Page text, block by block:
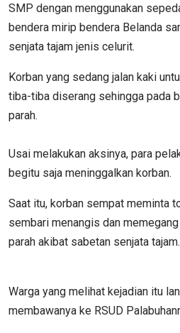
SMP dengan menggunakan
bendera mirip bendera Belanda
senjata tajam jenis celurit.
Korban yang sedang jalan kaki
tiba-tiba diserang sehingga pada
parah.
Usai melakukan aksinya, para
begitu saja meninggalkan korban.
Saat itu, korban sempat meminta
sembari menangis dan
parah akibat sabetan senjata tajam.
Warga yang melihat kejadian itu
membawanya ke RSUD